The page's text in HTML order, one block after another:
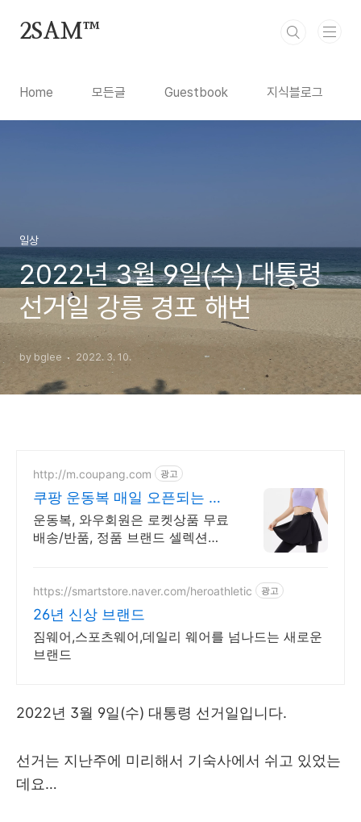
2SAM™
Home 모든글 Guestbook 지식블로그
일상
2022년 3월 9일(수) 대통령
선거일 강릉 경포 해변
by bglee 2022. 3. 10.
http://m.coupang.com 광고
쿠팡 운동복 매일 오픈되는 와
우회원 특가
운동복, 와우회원은 로켓상품 무료
배송/반품, 정품 브랜드 셀렉션
더 빠르게!
https://smartstore.naver.com/heroathletic 광고
26년 신상 브랜드
짐웨어,스포츠웨어,데일리 웨어를 넘나드는 새로운
브랜드
2022년 3월 9일(수) 대통령 선거일입니다.
선거는 지난주에 미리해서 기숙사에서 쉬고 있었는
데요…